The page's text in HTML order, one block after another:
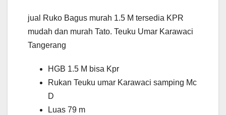
jual Ruko Bagus murah 1.5 M tersedia KPR
mudah dan murah Tato. Teuku Umar Karawaci
Tangerang
HGB 1.5 M bisa Kpr
Rukan Teuku umar Karawaci samping Mc
D
Luas 79 m